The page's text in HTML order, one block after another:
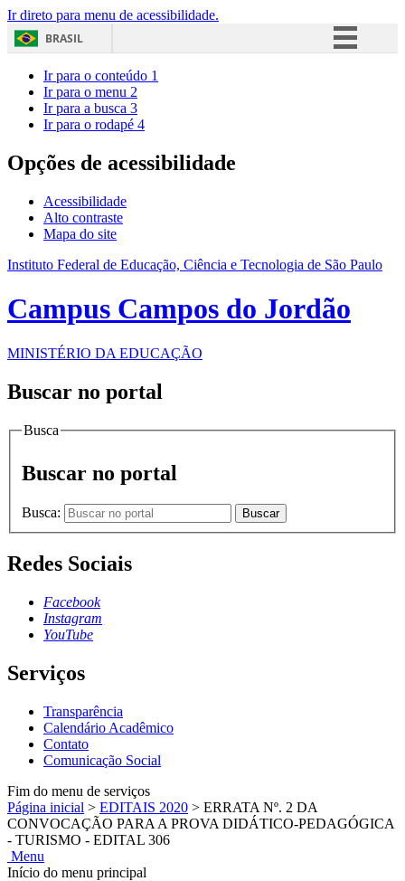
Ir direto para menu de acessibilidade.
BRASIL
Acesso à informação
Ir para o conteúdo 1
Ir para o menu 2
Ir para a busca 3
Ir para o rodapé 4
Opções de acessibilidade
Acessibilidade
Alto contraste
Mapa do site
Instituto Federal de Educação, Ciência e Tecnologia de São Paulo
Campus Campos do Jordão
MINISTÉRIO DA EDUCAÇÃO
Buscar no portal
Busca
Buscar no portal
Busca: Buscar
Redes Sociais
Facebook
Instagram
YouTube
Serviços
Transparência
Calendário Acadêmico
Contato
Comunicação Social
Fim do menu de serviços
Página inicial > EDITAIS 2020 > ERRATA Nº. 2 DA
CONVOCAÇÃO PARA A PROVA DIDÁTICO-PEDAGÓGICA
- TURISMO - EDITAL 306
Menu
Início do menu principal